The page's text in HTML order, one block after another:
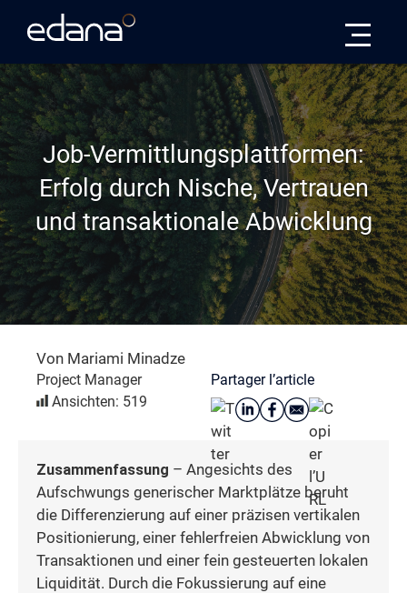
Job-Vermittlungsplattformen:
Erfolg durch Nische, Vertrauen
und transaktionale Abwicklung
Von Mariami Minadze
Project Manager
Ansichten: 519
Partager l’article
Zusammenfassung – Angesichts des
Aufschwungs generischer Marktplätze beruht
die Differenzierung auf einer präzisen vertikalen
Positionierung, einer fehlerfreien Abwicklung von
Transaktionen und einer fein gesteuerten lokalen
Liquidität. Durch die Fokussierung auf eine